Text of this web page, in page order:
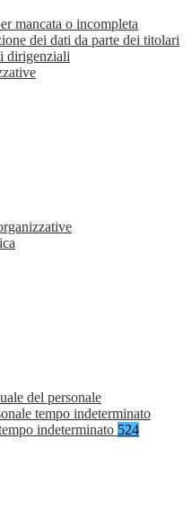
mancata o incompleta
dei dati da parte dei titolari
dirigenziali
del personale
tempo indeterminato
indeterminato 524